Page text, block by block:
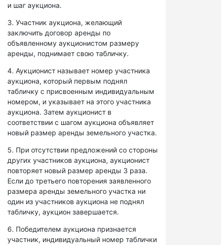
и шаг аукциона.
3. Участник аукциона, желающий
заключить договор аренды по
объявленному аукционистом размеру
аренды, поднимает свою табличку.
4. Аукционист называет номер участника
аукциона, который первым поднял
табличку с присвоенным индивидуальным
номером, и указывает на этого участника
аукциона. Затем аукционист в
соответствии с шагом аукциона объявляет
новый размер аренды земельного участка.
5. При отсутствии предложений со стороны
других участников аукциона, аукционист
повторяет новый размер аренды 3 раза.
Если до третьего повторения заявленного
размера аренды земельного участка ни
один из участников аукциона не поднял
табличку, аукцион завершается.
6. Победителем аукциона признается
участник, индивидуальный номер таблички